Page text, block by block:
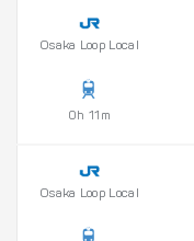
Osaka Loop Local
0h 11m
Osaka Loop Local